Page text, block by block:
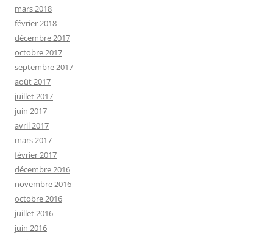
mars 2018
février 2018
décembre 2017
octobre 2017
septembre 2017
août 2017
juillet 2017
juin 2017
avril 2017
mars 2017
février 2017
décembre 2016
novembre 2016
octobre 2016
juillet 2016
juin 2016